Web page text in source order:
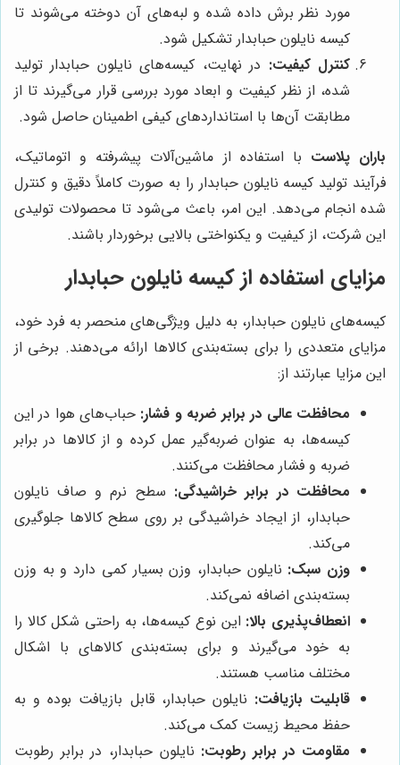
مورد نظر برش داده شده و لبه‌های آن دوخته می‌شوند تا
کیسه نایلون حبابدار تشکیل شود.
کنترل کیفیت: در نهایت، کیسه‌های نایلون حبابدار تولید
شده، از نظر کیفیت و ابعاد مورد بررسی قرار می‌گیرند تا از
مطابقت آن‌ها با استانداردهای کیفی اطمینان حاصل شود.
باران پلاست با استفاده از ماشین‌آلات پیشرفته و اتوماتیک،
فرآیند تولید کیسه نایلون حبابدار را به صورت کاملاً دقیق و کنترل
شده انجام می‌دهد. این امر، باعث می‌شود تا محصولات تولیدی
این شرکت، از کیفیت و یکنواختی بالایی برخوردار باشند.
مزایای استفاده از کیسه نایلون حبابدار
کیسه‌های نایلون حبابدار، به دلیل ویژگی‌های منحصر به فرد خود،
مزایای متعددی را برای بسته‌بندی کالاها ارائه می‌دهند. برخی از
این مزایا عبارتند از:
محافظت عالی در برابر ضربه و فشار: حباب‌های هوا در این
کیسه‌ها، به عنوان ضربه‌گیر عمل کرده و از کالاها در برابر
ضربه و فشار محافظت می‌کنند.
محافظت در برابر خراشیدگی: سطح نرم و صاف نایلون
حبابدار، از ایجاد خراشیدگی بر روی سطح کالاها جلوگیری
می‌کند.
وزن سبک: نایلون حبابدار، وزن بسیار کمی دارد و به وزن
بسته‌بندی اضافه نمی‌کند.
انعطاف‌پذیری بالا: این نوع کیسه‌ها، به راحتی شکل کالا را
به خود می‌گیرند و برای بسته‌بندی کالاهای با اشکال
مختلف مناسب هستند.
قابلیت بازیافت: نایلون حبابدار، قابل بازیافت بوده و به
حفظ محیط زیست کمک می‌کند.
مقاومت در برابر رطوبت: نایلون حبابدار، در برابر رطوبت